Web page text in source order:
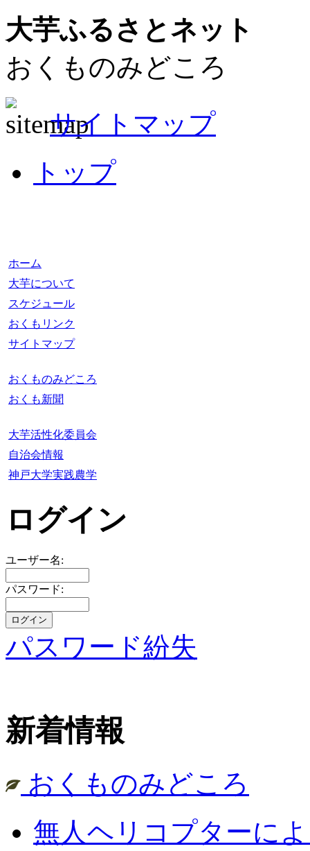
大芋ふるさとネット
おくものみどころ
サイトマップ
トップ
ホーム
大芋について
スケジュール
おくもリンク
サイトマップ
おくものみどころ
おくも新聞
大芋活性化委員会
自治会情報
神戸大学実践農学
ログイン
ユーザー名:
パスワード:
パスワード紛失
新着情報
おくものみどころ
無人ヘリコプターに